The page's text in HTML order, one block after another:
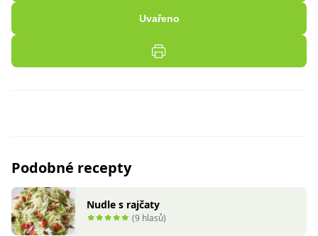
Uvařeno
Podobné recepty
Nudle s rajčaty
(9 hlasů)